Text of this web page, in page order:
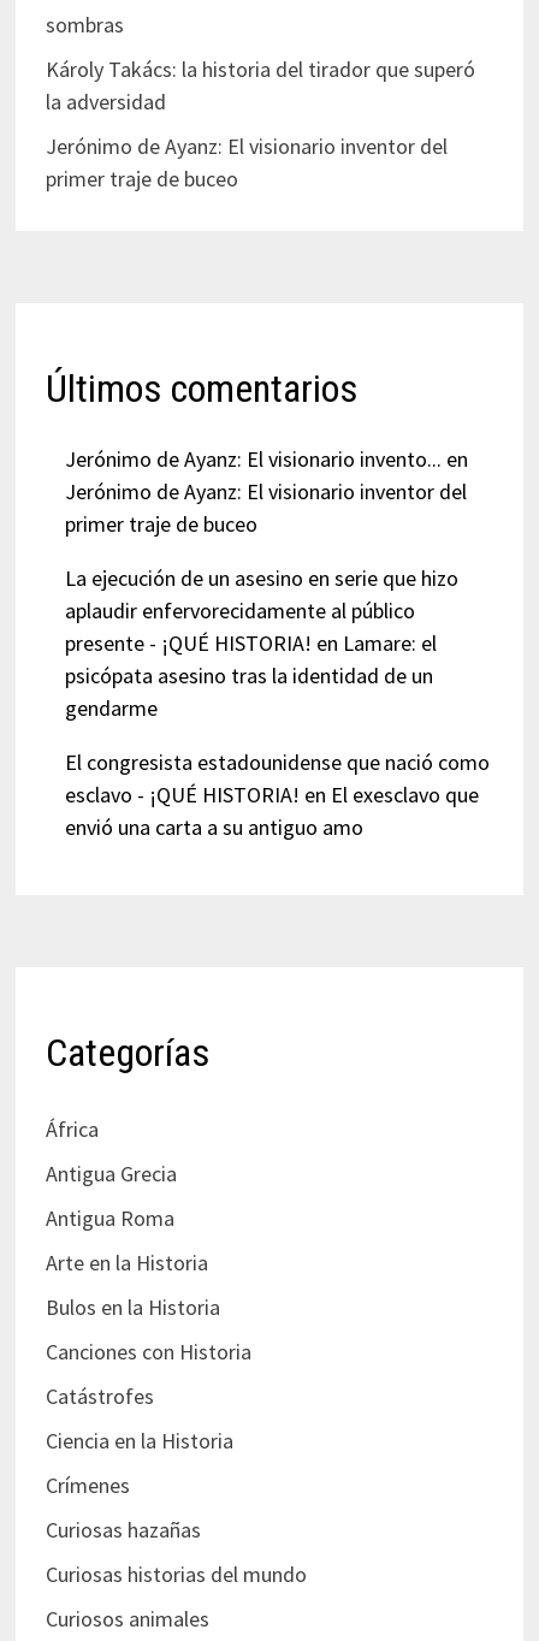
sombras
Károly Takács: la historia del tirador que superó
la adversidad
Jerónimo de Ayanz: El visionario inventor del
primer traje de buceo
Últimos comentarios
Jerónimo de Ayanz: El visionario invento... en
Jerónimo de Ayanz: El visionario inventor del
primer traje de buceo
La ejecución de un asesino en serie que hizo
aplaudir enfervorecidamente al público
presente - ¡QUÉ HISTORIA! en Lamare: el
psicópata asesino tras la identidad de un
gendarme
El congresista estadounidense que nació como
esclavo - ¡QUÉ HISTORIA! en El exesclavo que
envió una carta a su antiguo amo
Categorías
África
Antigua Grecia
Antigua Roma
Arte en la Historia
Bulos en la Historia
Canciones con Historia
Catástrofes
Ciencia en la Historia
Crímenes
Curiosas hazañas
Curiosas historias del mundo
Curiosos animales